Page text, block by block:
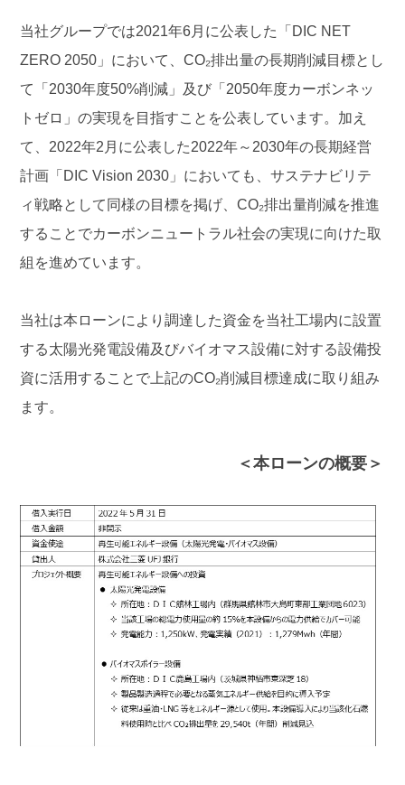
当社グループでは2021年6月に公表した「DIC NET
ZERO 2050」において、CO₂排出量の長期削減目標とし
て「2030年度50%削減」及び「2050年度カーボンネッ
トゼロ」の実現を目指すことを公表しています。加え
て、2022年2月に公表した2022年～2030年の長期経営
計画「DIC Vision 2030」においても、サステナビリテ
ィ戦略として同様の目標を掲げ、CO₂排出量削減を推進
することでカーボンニュートラル社会の実現に向けた取
組を進めています。
当社は本ローンにより調達した資金を当社工場内に設置
する太陽光発電設備及びバイオマス設備に対する設備投
資に活用することで上記のCO₂削減目標達成に取り組み
ます。
＜本ローンの概要＞